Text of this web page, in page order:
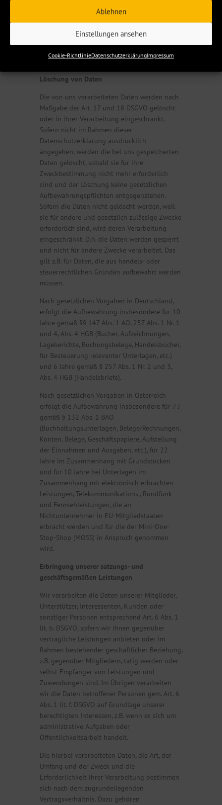
Ablehnen
Einstellungen ansehen
Cookie-RichtlinieDatenschutzerklärungImpressum
rt werden. Des Weiteren kann die Speicherung
von Cookies mittels deren Abschaltung in den
Bitte beachten Sie, dass dann gegebenenfalls
genutzt werden können.
Löschung von Daten
Die von uns verarbeiteten Daten werden nach
Maßgabe der Art. 17 und 18 DSGVO gelöscht
oder in ihrer Verarbeitung eingeschränkt.
Sofern nicht im Rahmen dieser
Datenschutzerklärung ausdrücklich
angegeben, werden die bei uns gespeicherten
Daten gelöscht, sobald sie für ihre
Zweckbestimmung nicht mehr erforderlich
sind und der Löschung keine gesetzlichen
Aufbewahrungspflichten entgegenstehen.
Sofern die Daten nicht gelöscht werden, weil
sie für andere und gesetzlich zulässige Zwecke
erforderlich sind, wird deren Verarbeitung
eingeschränkt. D.h. die Daten werden gesperrt
und nicht für andere Zwecke verarbeitet. Das
gilt z.B. für Daten, die aus handels- oder
steuerrechtlichen Gründen aufbewahrt werden
müssen.
Nach gesetzlichen Vorgaben in Deutschland,
erfolgt die Aufbewahrung insbesondere für 10
Jahre gemäß §§ 147 Abs. 1 AO, 257 Abs. 1 Nr. 1
und 4, Abs. 4 HGB (Bücher, Aufzeichnungen,
Lageberichte, Buchungsbelege, Handelsbücher,
für Besteuerung relevanter Unterlagen, etc.)
und 6 Jahre gemäß § 257 Abs. 1 Nr. 2 und 3,
Abs. 4 HGB (Handelsbriefe).
Nach gesetzlichen Vorgaben in Österreich
erfolgt die Aufbewahrung insbesondere für 7 J
gemäß § 132 Abs. 1 BAO
(Buchhaltungsunterlagen, Belege/Rechnungen,
Konten, Belege, Geschäftspapiere, Aufstellung
der Einnahmen und Ausgaben, etc.), für 22
Jahre im Zusammenhang mit Grundstücken
und für 10 Jahre bei Unterlagen im
Zusammenhang mit elektronisch erbrachten
Leistungen, Telekommunikations-, Rundfunk-
und Fernsehleistungen, die an
Nichtunternehmer in EU-Mitgliedstaaten
erbracht werden und für die der Mini-One-
Stop-Shop (MOSS) in Anspruch genommen
wird.
Erbringung unserer satzungs- und
geschäftsgemäßen Leistungen
Wir verarbeiten die Daten unserer Mitglieder,
Unterstützer, Interessenten, Kunden oder
sonstiger Personen entsprechend Art. 6 Abs. 1
lit. b. DSGVO, sofern wir ihnen gegenüber
vertragliche Leistungen anbieten oder im
Rahmen bestehender geschäftlicher Beziehung,
z.B. gegenüber Mitgliedern, tätig werden oder
selbst Empfänger von Leistungen und
Zuwendungen sind. Im Übrigen verarbeiten
wir die Daten betroffener Personen gem. Art. 6
Abs. 1 lit. f. DSGVO auf Grundlage unserer
berechtigten Interessen, z.B. wenn es sich um
administrative Aufgaben oder
Öffentlichkeitsarbeit handelt.
Die hierbei verarbeiteten Daten, die Art, der
Umfang und der Zweck und die
Erforderlichkeit ihrer Verarbeitung bestimmen
sich nach dem zugrundeliegenden
Vertragsverhältnis. Dazu gehören